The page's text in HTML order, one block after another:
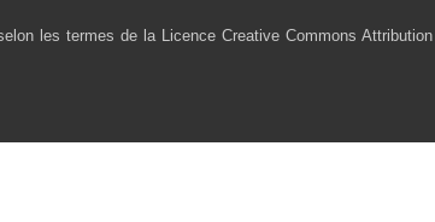
les termes de la Licence Creative Commons